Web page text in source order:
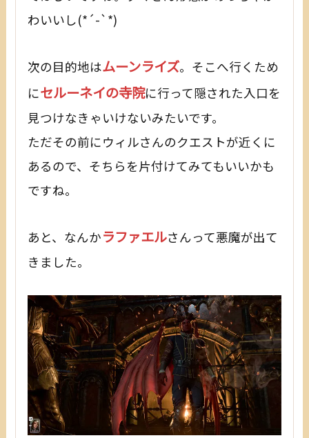
わいいし(*´-`*)
次の目的地はムーンライズ。そこへ行くため
にセルーネイの寺院に行って隠された入口を
見つけなきゃいけないみたいです。
ただその前にウィルさんのクエストが近くに
あるので、そちらを片付けてみてもいいかも
ですね。
あと、なんかラファエルさんって悪魔が出て
きました。